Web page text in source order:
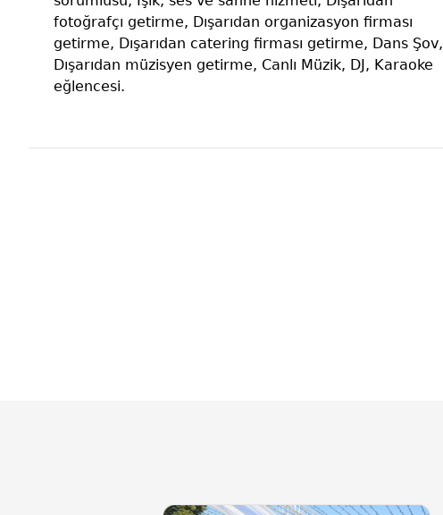
fotoğrafçı getirme, Dışarıdan organizasyon firması
getirme, Dışarıdan catering firması getirme, Dans Şov,
Dışarıdan müzisyen getirme, Canlı Müzik, DJ, Karaoke
eğlencesi.